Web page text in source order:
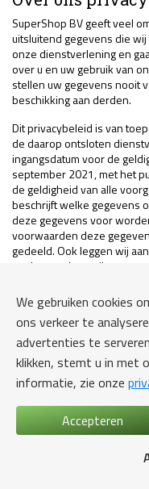
SuperShop BV geeft veel
uitsluitend gegevens die
onze dienstverlening en
over u en uw gebruik van
stellen uw gegevens nooit
beschikking aan derden.
Dit privacybeleid is van
de daarop ontsloten
ingangsdatum voor de
september 2021, met het
de geldigheid van alle
beschrijft welke gegevens
deze gegevens voor
voorwaarden deze
gedeeld. Ook leggen wij
opslaan en hoe wij uw
verstrekte
Als u vragen heeft over
met onze contactpersoon
contactgegevens aan het
Over de
Hieronder kan u lezen op
waar wij deze (laten)
gebruiken en voor wie de
Het verbeteren van de
We gebruiken cookies
ons verkeer te
advertenties te
klikken, stemt u in met
informatie, zie onze
Accepteren